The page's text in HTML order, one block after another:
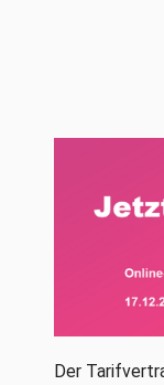
Der